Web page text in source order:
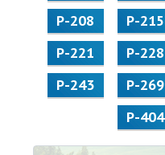
Р-208
Р-215
Р-221
Р-228
Р-243
Р-269
Р-404